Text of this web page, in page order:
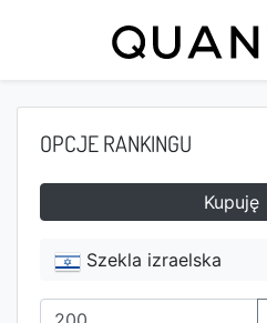
OPCJE RANKINGU
Kupuję
Szekla izraelska